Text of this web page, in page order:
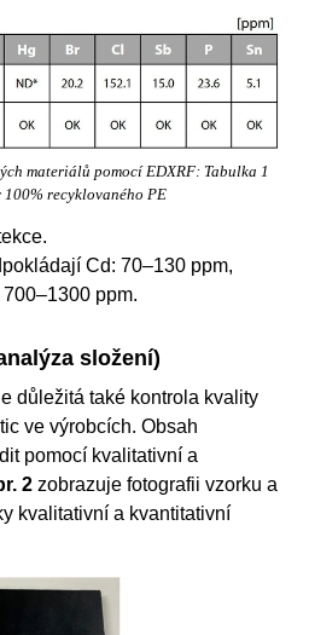
materiálů pomocí EDXRF: Tabulka 1
100% recyklovaného PE
Cd: 70–130 ppm,
ppm.
složení)
důležitá také kontrola kvality
ve výrobcích. Obsah
pomocí kvalitativní a
2 zobrazuje fotografii vzorku a
kvalitativní a kvantitativní